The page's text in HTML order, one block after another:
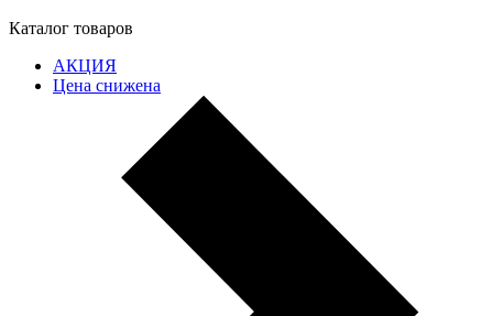
Каталог товаров
АКЦИЯ
Цена снижена